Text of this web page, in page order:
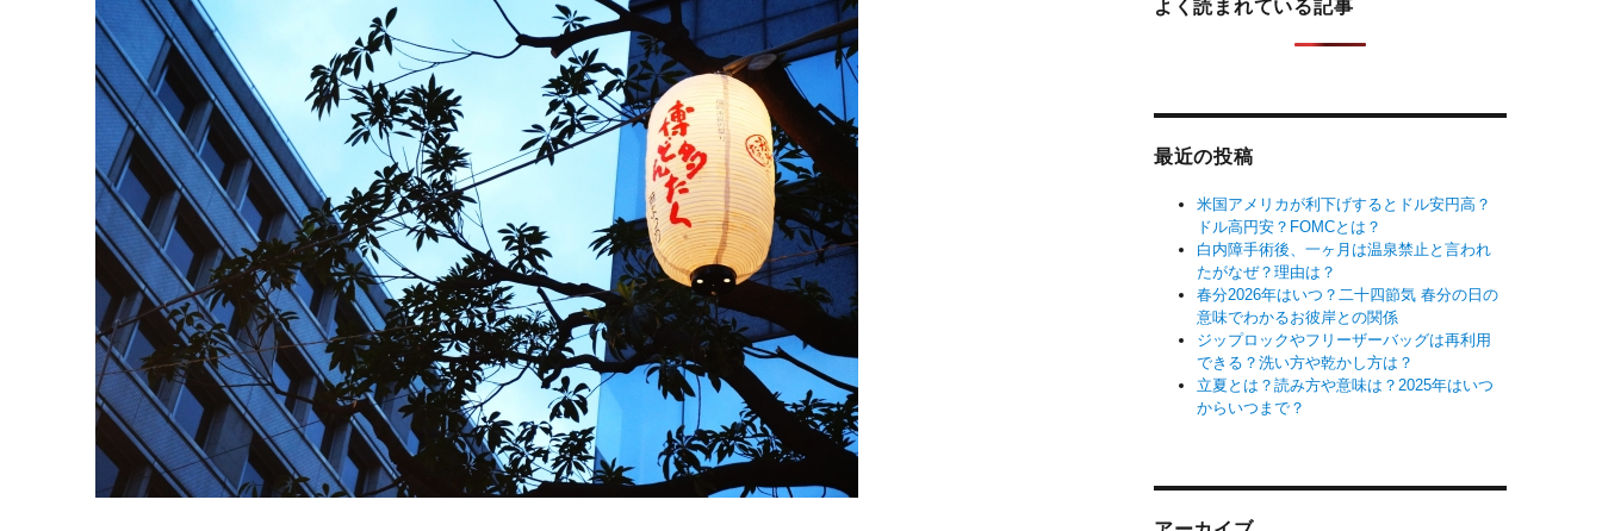
最近の投稿
米国アメリカが利下げするとドル安円高？
ドル高円安？FOMCとは？
白内障手術後、一ヶ月は温泉禁止と言われ
たがなぜ？理由は？
春分2026年はいつ？二十四節気 春分の日の
意味でわかるお彼岸との関係
ジップロックやフリーザーバッグは再利用
できる？洗い方や乾かし方は？
立夏とは？読み方や意味は？2025年はいつ
からいつまで？